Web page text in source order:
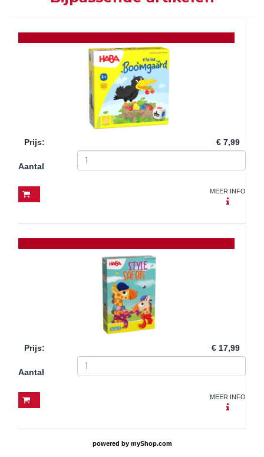
Prijs: € 7,99
Aantal
MEER INFO
Prijs: € 17,99
Aantal
MEER INFO
powered by myShop.com